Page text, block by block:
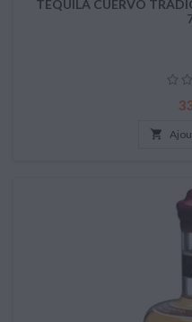
TEQUILA CUERVO
